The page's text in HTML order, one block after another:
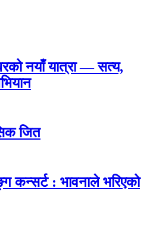
नयाँ यात्रा — सत्य,
जित
कन्सर्ट : भावनाले भरिएको